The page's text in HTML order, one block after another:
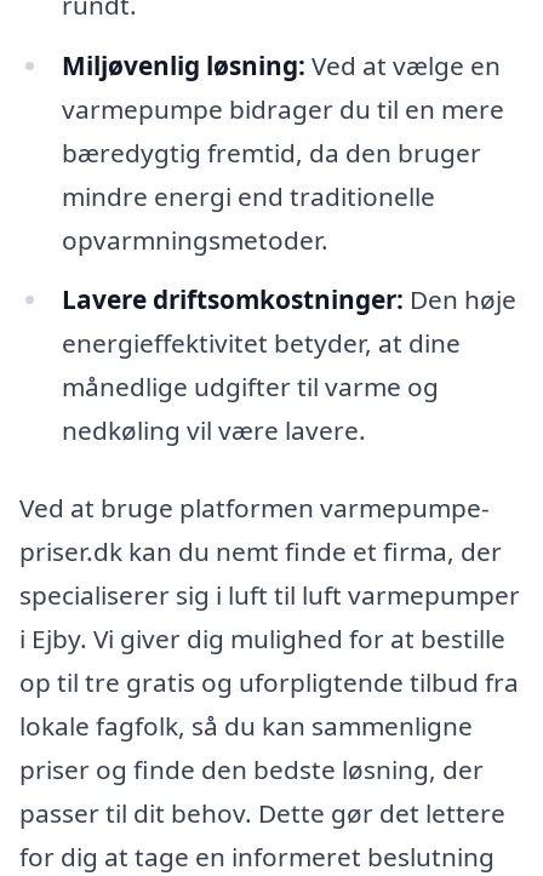
Miljøvenlig løsning: Ved at vælge en
varmepumpe bidrager du til en mere
bæredygtig fremtid, da den bruger
mindre energi end traditionelle
opvarmningsmetoder.
Lavere driftsomkostninger: Den høje
energieffektivitet betyder, at dine
månedlige udgifter til varme og
nedkøling vil være lavere.
Ved at bruge platformen varmepumpe-
priser.dk kan du nemt finde et firma, der
specialiserer sig i luft til luft varmepumper
i Ejby. Vi giver dig mulighed for at bestille
op til tre gratis og uforpligtende tilbud fra
lokale fagfolk, så du kan sammenligne
priser og finde den bedste løsning, der
passer til dit behov. Dette gør det lettere
for dig at tage en informeret beslutning